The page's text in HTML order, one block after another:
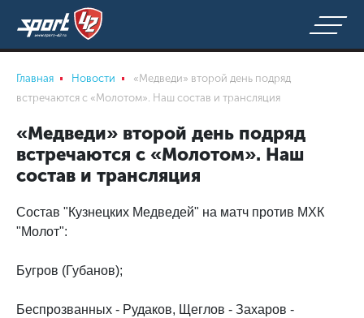
Главная Новости
«Медведи» второй день подряд
встречаются с «Молотом». Наш состав и трансляция
«Медведи» второй день подряд
встречаются с «Молотом». Наш
состав и трансляция
Состав "Кузнецких Медведей" на матч против МХК
"Молот":
Бугров (Губанов);
Беспрозванных - Рудаков, Щеглов - Захаров -